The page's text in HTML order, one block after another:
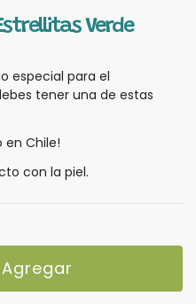
Verde
especial para el
tener una de estas
en Chile!
con la piel.
Agregar